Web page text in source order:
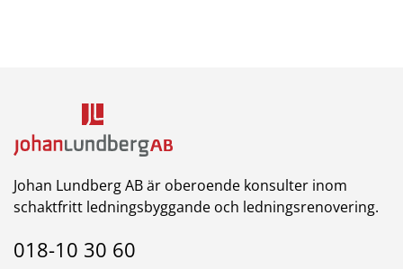
Johan Lundberg AB är oberoende konsulter inom
schaktfritt ledningsbyggande och ledningsrenovering.
018-10 30 60